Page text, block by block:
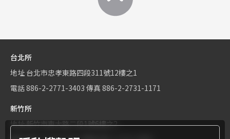
台北所
地址 台北市忠孝東路四段311號12樓之1
電話886-2-2771-3403 傳真 886-2-2731-1171
新竹所
地址新竹市東大路二段1號6樓之2